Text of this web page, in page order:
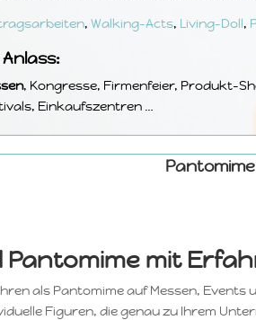
,Walking-Acts, Living-Doll,
, Kongresse, Firmenfeier, Produkt-
Einkaufszentren …
Pantomime mit
als Pantomime auf Messen,
Figuren, die genau zu Ihrem